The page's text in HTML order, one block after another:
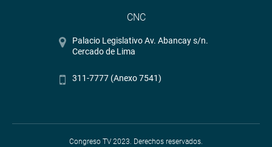
CNC
Palacio Legislativo Av. Abancay s/n.
Cercado de Lima
311-7777 (Anexo 7541)
Congreso TV 2023. Derechos reservados.